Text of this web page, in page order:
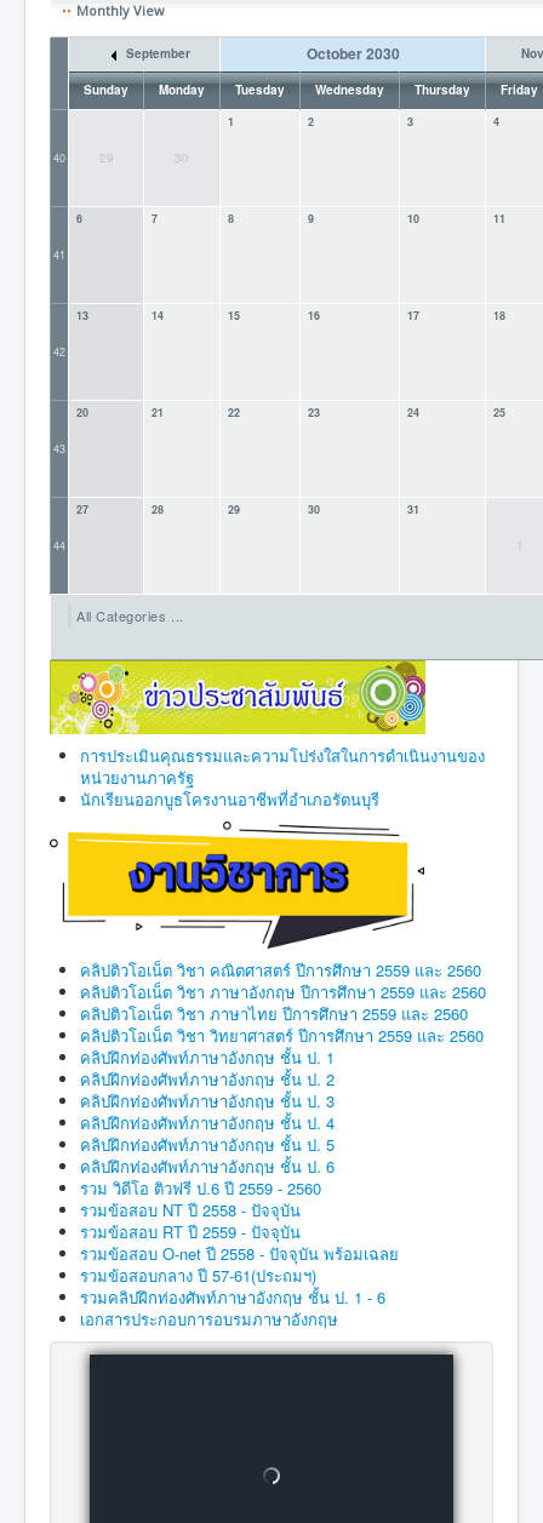
Monthly View
September October 2030
Sunday Monday Tuesday Wednesday Thursday Friday
40 29 30
1 2 3 4
41
6 7 8 9 10 11
42
13 14 15 16 17 18
43
20 21 22 23 24 25
44
27 28 29 30 31
1
All Categories ...
การประเมินคุณธรรมและความโปร่งใสในการดำเนินงานของ
หน่วยงานภาครัฐ
นักเรียนออกบูธโครงานอาชีพที่อำเภอรัตนบุรี
คลิปติวโอเน็ต วิชา คณิตศาสตร์ ปีการศึกษา 2559 และ 2560
คลิปติวโอเน็ต วิชา ภาษาอังกฤษ ปีการศึกษา 2559 และ 2560
คลิปติวโอเน็ต วิชา ภาษาไทย ปีการศึกษา 2559 และ 2560
คลิปติวโอเน็ต วิชา วิทยาศาสตร์ ปีการศึกษา 2559 และ 2560
คลิปฝึกท่องศัพท์ภาษาอังกฤษ ชั้น ป. 1
คลิปฝึกท่องศัพท์ภาษาอังกฤษ ชั้น ป. 2
คลิปฝึกท่องศัพท์ภาษาอังกฤษ ชั้น ป. 3
คลิปฝึกท่องศัพท์ภาษาอังกฤษ ชั้น ป. 4
คลิปฝึกท่องศัพท์ภาษาอังกฤษ ชั้น ป. 5
คลิปฝึกท่องศัพท์ภาษาอังกฤษ ชั้น ป. 6
รวม วิดีโอ ติวฟรี ป.6 ปี 2559 - 2560
รวมข้อสอบ NT ปี 2558 - ปัจจุบัน
รวมข้อสอบ RT ปี 2559 - ปัจจุบัน
รวมข้อสอบ O-net ปี 2558 - ปัจจุบัน พร้อมเฉลย
รวมข้อสอบกลาง ปี 57-61(ประถมฯ)
รวมคลิปฝึกท่องศัพท์ภาษาอังกฤษ ชั้น ป. 1 - 6
เอกสารประกอบการอบรมภาษาอังกฤษ